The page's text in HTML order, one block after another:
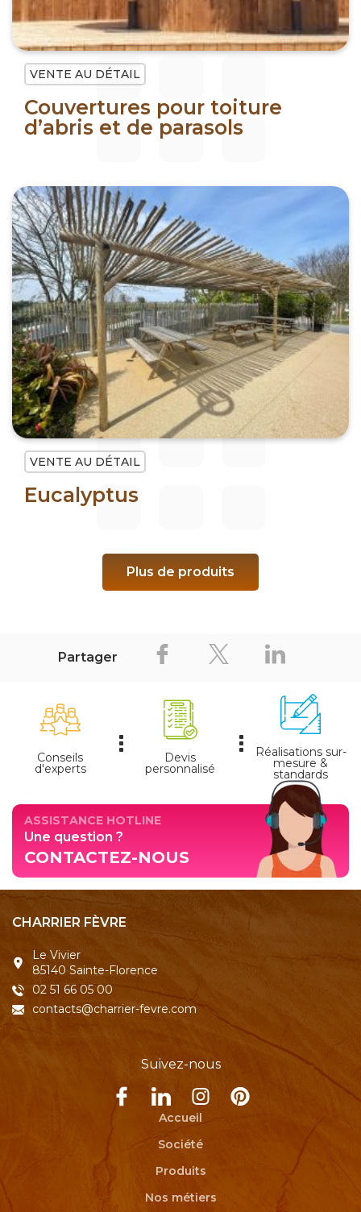
VENTE AU DÉTAIL
Couvertures pour toiture
d’abris et de parasols
VENTE AU DÉTAIL
Eucalyptus
Plus de produits
Partager
Conseils
d'experts
Devis
personnalisé
Réalisations sur-
mesure &
standards
ASSISTANCE HOTLINE
Une question ?
CONTACTEZ-NOUS
CHARRIER FÈVRE
Le Vivier
85140 Sainte-Florence
02 51 66 05 00
contacts@charrier-fevre.com
Suivez-nous
Accueil
Société
Produits
Nos métiers